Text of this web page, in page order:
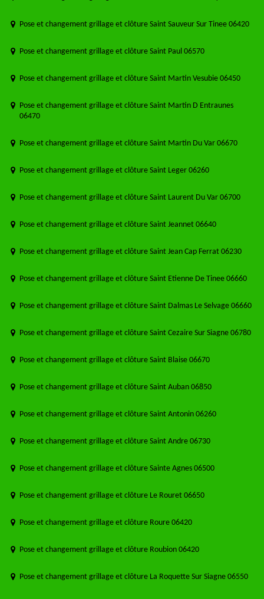
Pose et changement grillage et clôture Saint Sauveur Sur Tinee 06420
Pose et changement grillage et clôture Saint Paul 06570
Pose et changement grillage et clôture Saint Martin Vesubie 06450
Pose et changement grillage et clôture Saint Martin D Entraunes
06470
Pose et changement grillage et clôture Saint Martin Du Var 06670
Pose et changement grillage et clôture Saint Leger 06260
Pose et changement grillage et clôture Saint Laurent Du Var 06700
Pose et changement grillage et clôture Saint Jeannet 06640
Pose et changement grillage et clôture Saint Jean Cap Ferrat 06230
Pose et changement grillage et clôture Saint Etienne De Tinee 06660
Pose et changement grillage et clôture Saint Dalmas Le Selvage 06660
Pose et changement grillage et clôture Saint Cezaire Sur Siagne 06780
Pose et changement grillage et clôture Saint Blaise 06670
Pose et changement grillage et clôture Saint Auban 06850
Pose et changement grillage et clôture Saint Antonin 06260
Pose et changement grillage et clôture Saint Andre 06730
Pose et changement grillage et clôture Sainte Agnes 06500
Pose et changement grillage et clôture Le Rouret 06650
Pose et changement grillage et clôture Roure 06420
Pose et changement grillage et clôture Roubion 06420
Pose et changement grillage et clôture La Roquette Sur Siagne 06550